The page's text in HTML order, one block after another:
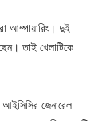
আম্পায়ারিং। দুই
তাই খেলাটিকে
আইসিসির জেনারেল